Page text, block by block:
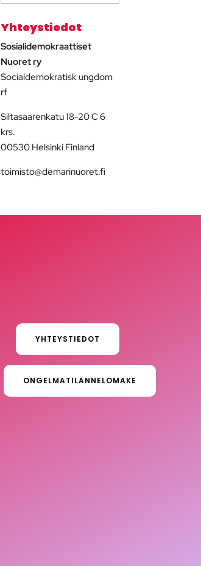
Yhteystiedot
Sosialidemokraattiset
Nuoret ry
Socialdemokratisk ungdom
rf
Siltasaarenkatu 18-20 C 6
krs.
00530 Helsinki Finland
toimisto@demarinuoret.fi
YHTEYSTIEDOT
ONGELMATILANNELOMAKE